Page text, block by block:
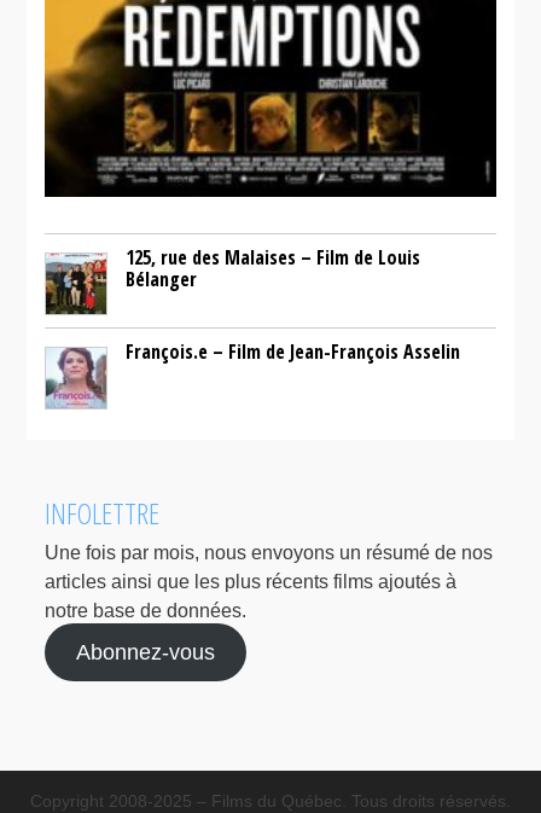
125, rue des Malaises – Film de Louis
Bélanger
François.e – Film de Jean-François Asselin
INFOLETTRE
Une fois par mois, nous envoyons un résumé de nos
articles ainsi que les plus récents films ajoutés à
notre base de données.
Abonnez-vous
Copyright 2008-2025 – Films du Québec. Tous droits réservés.